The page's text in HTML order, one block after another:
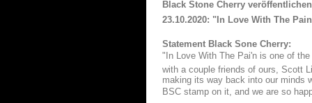
Black Stone Cherry
23.10.2020: "In Love With The
Statement Black Sone Cherry:
"In Love With The Pai'n is one of
with a couple friends of ours, Scott
making its way back into our minds
BSC stamp on it, and we are so